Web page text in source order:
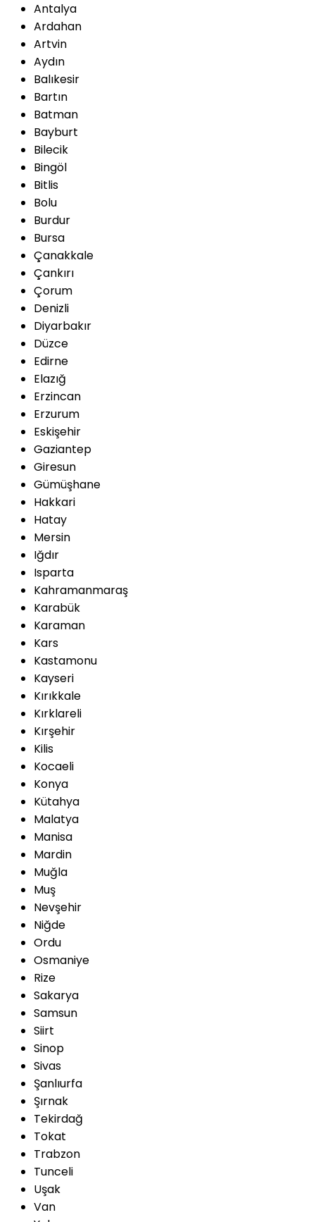
Antalya
Ardahan
Artvin
Aydın
Balıkesir
Bartın
Batman
Bayburt
Bilecik
Bingöl
Bitlis
Bolu
Burdur
Bursa
Çanakkale
Çankırı
Çorum
Denizli
Diyarbakır
Düzce
Edirne
Elazığ
Erzincan
Erzurum
Eskişehir
Gaziantep
Giresun
Gümüşhane
Hakkari
Hatay
Mersin
Iğdır
Isparta
Kahramanmaraş
Karabük
Karaman
Kars
Kastamonu
Kayseri
Kırıkkale
Kırklareli
Kırşehir
Kilis
Kocaeli
Konya
Kütahya
Malatya
Manisa
Mardin
Muğla
Muş
Nevşehir
Niğde
Ordu
Osmaniye
Rize
Sakarya
Samsun
Siirt
Sinop
Sivas
Şanlıurfa
Şırnak
Tekirdağ
Tokat
Trabzon
Tunceli
Uşak
Van